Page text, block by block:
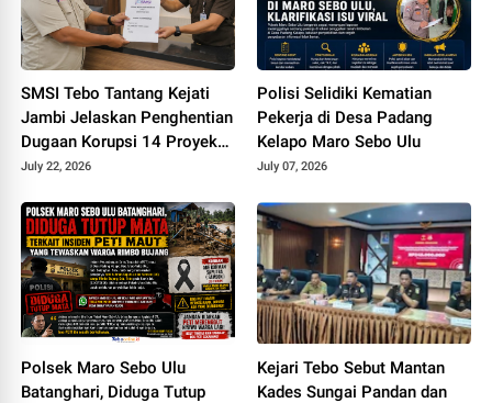
SMSI Tebo Tantang Kejati
Jambi Jelaskan Penghentian
Dugaan Korupsi 14 Proyek
DPUPR Tebo
July 22, 2026
Polisi Selidiki Kematian
Pekerja di Desa Padang
Kelapo Maro Sebo Ulu
July 07, 2026
Polsek Maro Sebo Ulu
Batanghari, Diduga Tutup
Kejari Tebo Sebut Mantan
Kades Sungai Pandan dan